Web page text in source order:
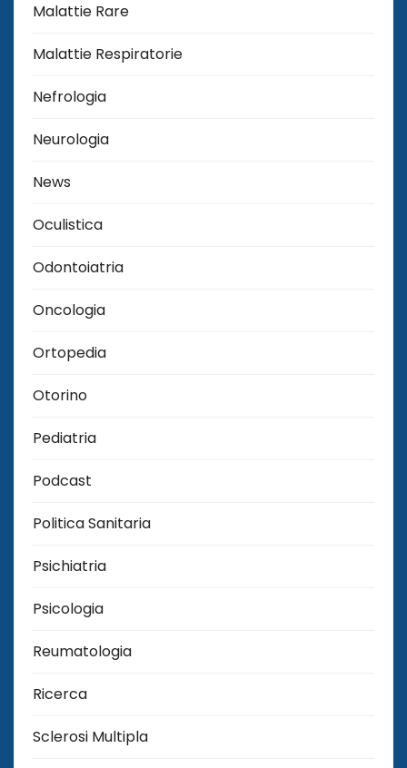
Malattie Rare
Malattie Respiratorie
Nefrologia
Neurologia
News
Oculistica
Odontoiatria
Oncologia
Ortopedia
Otorino
Pediatria
Podcast
Politica Sanitaria
Psichiatria
Psicologia
Reumatologia
Ricerca
Sclerosi Multipla